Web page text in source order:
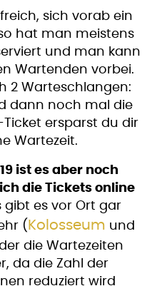
sich vorab ein
hat man meistens
und man kann
Wartenden vorbei.
2 Warteschlangen:
dann noch mal die
Ticket ersparst du dir
Wartezeit.
ist es aber noch
die Tickets online
es vor Ort gar
( Kolosseum und
die Wartezeiten
da die Zahl der
reduziert wird